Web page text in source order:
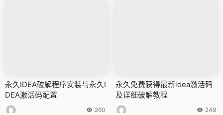
永久IDEA破解程序安装与永久I
DEA激活码配置
260
永久免费获得最新idea激活码
及详细破解教程
249